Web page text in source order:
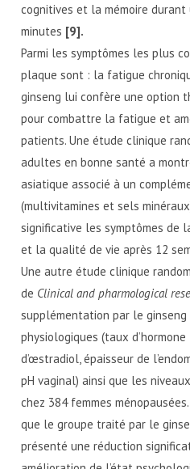
cognitives et la mémoire
minutes [9].
Parmi les symptômes les plus
plaque sont : la fatigue
ginseng lui confère une option
pour combattre la fatigue et
patients. Une étude clinique
adultes en bonne santé a
asiatique associé à un
(multivitamines et sels
significative les symptômes de
et la qualité de vie après 12
Une autre étude clinique
de Clinical and pharmological
supplémentation par le
physiologiques (taux
d’œstradiol, épaisseur de
pH vaginal) ainsi que les
chez 384 femmes
que le groupe traité par le
présenté une réduction